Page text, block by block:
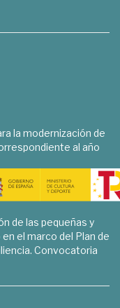
la modernización de
al año
de las pequeñas y
el marco del Plan de
Convocatoria